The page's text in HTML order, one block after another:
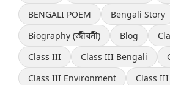
BENGALI POEM
Bengali Story
Biography (জীবনী)
Blog
Class III
Class III Bengali
Class III Environment
Class